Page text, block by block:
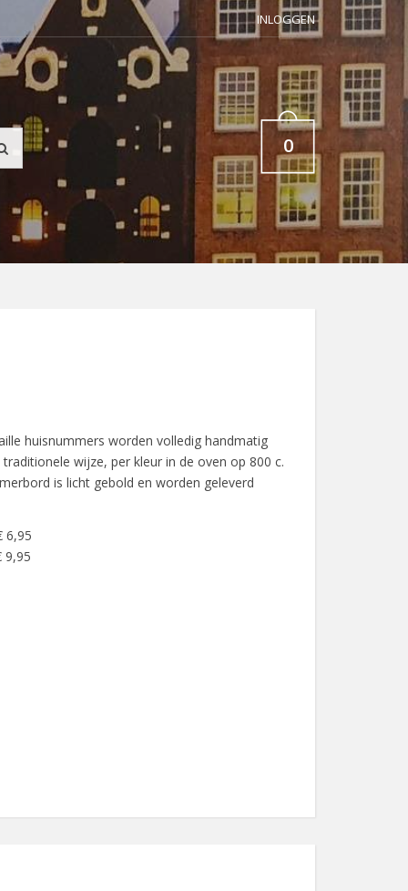
INLOGGEN
0
huisnummers worden volledig handmatig
wijze, per kleur in de oven op 800 c.
is licht gebold en worden geleverd
6,95
9,95